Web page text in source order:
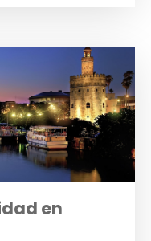
en